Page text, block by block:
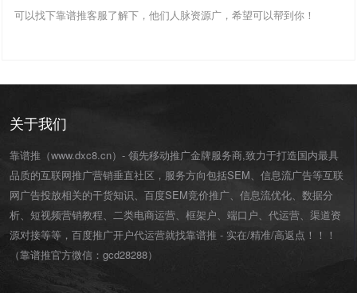
可以找下靠谱推客服了解下，他们人脉资源广，希望可以帮到你！
关于我们
靠谱推（www.dxc8.cn）- 领先移动推广金牌服务商,致力于打造国内最具
品质的互联网推广营销垂直社区，服务方向包括SEM、信息流广告等互联
网广告投放相关的干货知识、百度SEM竞价推广、信息流优化、数据分
析、短视频营销教程、二类电商运营、 框架户、 端口户、 代运营、渠道资
源对接等等，百度推广开户代运营就找靠谱推 - 实在/精准/高返点！！！
（靠谱推官方微信： gcd28288）